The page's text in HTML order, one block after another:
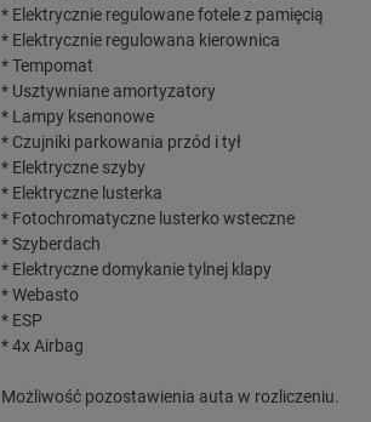
* Elektrycznie regulowane fotele z pamięcią
* Elektrycznie regulowana kierownica
* Tempomat
* Usztywniane amortyzatory
* Lampy ksenonowe
* Czujniki parkowania przód i tył
* Elektryczne szyby
* Elektryczne lusterka
* Fotochromatyczne lusterko wsteczne
* Szyberdach
* Elektryczne domykanie tylnej klapy
* Webasto
* ESP
* 4x Airbag
Możliwość pozostawienia auta w rozliczeniu.